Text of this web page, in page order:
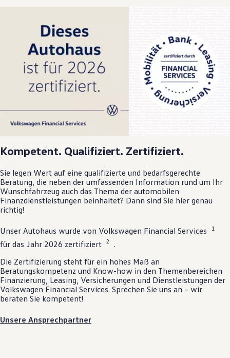
Kompetent. Qualifiziert. Zertifiziert.
Sie legen Wert auf eine qualifizierte und bedarfsgerechte
Beratung, die neben der umfassenden Information rund um Ihr
Wunschfahrzeug auch das Thema der automobilen
Finanzdienstleistungen beinhaltet? Dann sind Sie hier genau
richtig!
Unser Autohaus wurde von Volkswagen Financial Services 1
für das Jahr 2026 zertifiziert 2
.
Die Zertifizierung steht für ein hohes Maß an
Beratungskompetenz und Know-how in den Themenbereichen
Finanzierung, Leasing, Versicherungen und Dienstleistungen der
Volkswagen Financial Services. Sprechen Sie uns an – wir
beraten Sie kompetent!
Unsere Ansprechpartner